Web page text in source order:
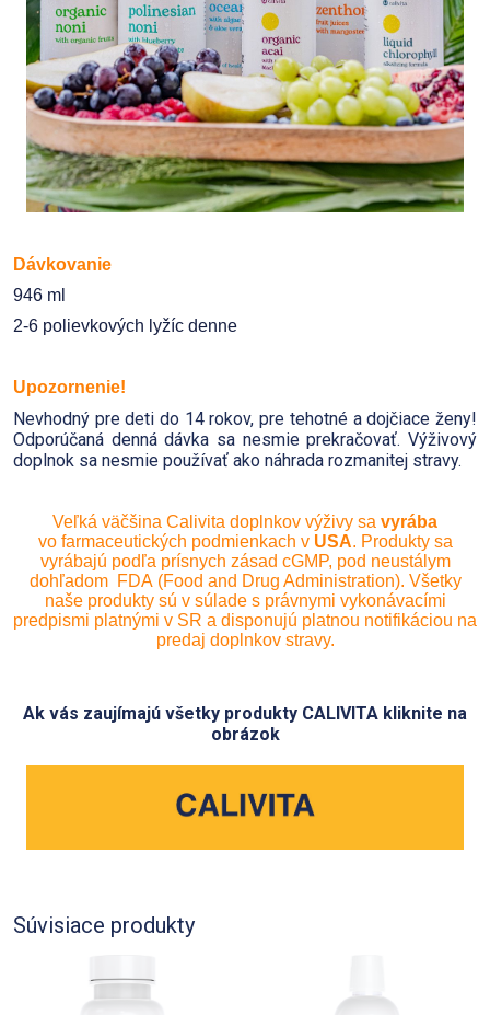
Dávkovanie
946 ml
2-6 polievkových lyžíc denne
Upozornenie!
Nevhodný pre deti do 14 rokov, pre tehotné a dojčiace ženy!
Odporúčaná denná dávka sa nesmie prekračovať. Výživový
doplnok sa nesmie používať ako náhrada rozmanitej stravy.
Veľká väčšina Calivita doplnkov výživy sa vyrába
vo farmaceutických podmienkach v USA. Produkty sa
vyrábajú podľa prísnych zásad cGMP, pod neustálym
dohľadom FDA (Food and Drug Administration). Všetky
naše produkty sú v súlade s právnymi vykonávacími
predpismi platnými v SR a disponujú platnou notifikáciou na
predaj doplnkov stravy.
Ak vás zaujímajú všetky produkty CALIVITA kliknite na
obrázok
Súvisiace produkty